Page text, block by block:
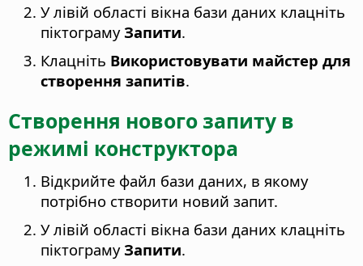
У лівій області вікна бази даних клацніть
піктограму Запити.
Клацніть Використовувати майстер для
створення запитів.
Створення нового запиту в
режимі конструктора
Відкрийте файл бази даних, в якому
потрібно створити новий запит.
У лівій області вікна бази даних клацніть
піктограму Запити.